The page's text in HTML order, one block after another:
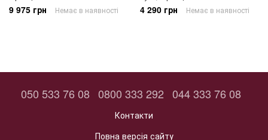
9 975 грн Немає в наявності 4 290 грн Немає в наявності
050 533 76 08 0800 333 292 044 333 76 08
Контакти
Повна версія сайту